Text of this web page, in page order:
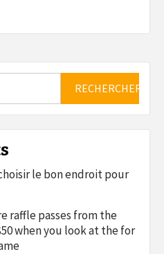
le bon endroit pour
raffle passes from the
when you look at the for